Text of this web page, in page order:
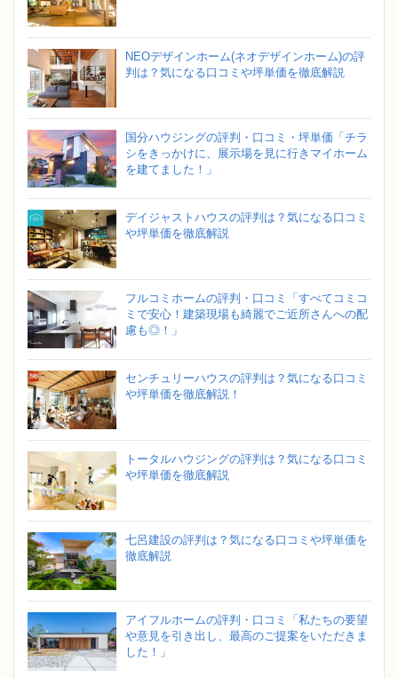
NEOデザインホーム(ネオデザインホーム)の評
判は？気になる口コミや坪単価を徹底解説
国分ハウジングの評判・口コミ・坪単価「チラ
シをきっかけに、展示場を見に行きマイホーム
を建てました！」
デイジャストハウスの評判は？気になる口コミ
や坪単価を徹底解説
フルコミホームの評判・口コミ「すべてコミコ
ミで安心！建築現場も綺麗でご近所さんへの配
慮も◎！」
センチュリーハウスの評判は？気になる口コミ
や坪単価を徹底解説！
トータルハウジングの評判は？気になる口コミ
や坪単価を徹底解説
七呂建設の評判は？気になる口コミや坪単価を
徹底解説
アイフルホームの評判・口コミ「私たちの要望
や意見を引き出し、最高のご提案をいただきま
した！」